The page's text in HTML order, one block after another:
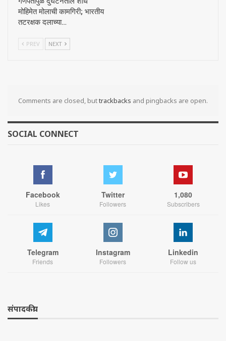
मोहिमेत मोलाची कामगिरी; भारतीय
तटरक्षक दलाच्या…
PREV NEXT
Comments are closed, buttrackbacks and pingbacks are open.
SOCIAL CONNECT
Facebook
Likes
Twitter
Followers
1,080
Subscribers
Telegram
Friends
Instagram
Followers
Linkedin
Follow us
संपादकीय